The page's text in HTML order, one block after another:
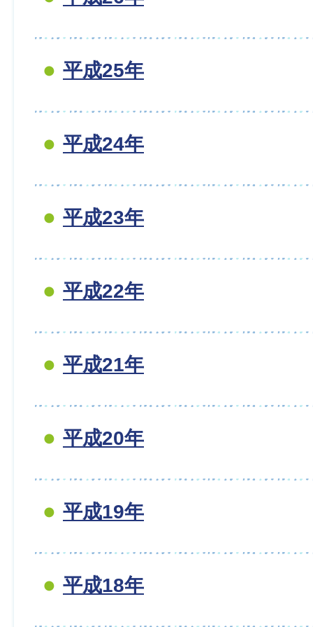
平成25年
平成24年
平成23年
平成22年
平成21年
平成20年
平成19年
平成18年